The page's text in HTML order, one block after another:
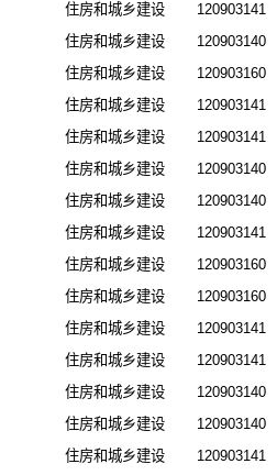
住房和城乡建设
住房和城乡建设
住房和城乡建设
住房和城乡建设
住房和城乡建设
住房和城乡建设
住房和城乡建设
住房和城乡建设
住房和城乡建设
住房和城乡建设
住房和城乡建设
住房和城乡建设
住房和城乡建设
住房和城乡建设
住房和城乡建设